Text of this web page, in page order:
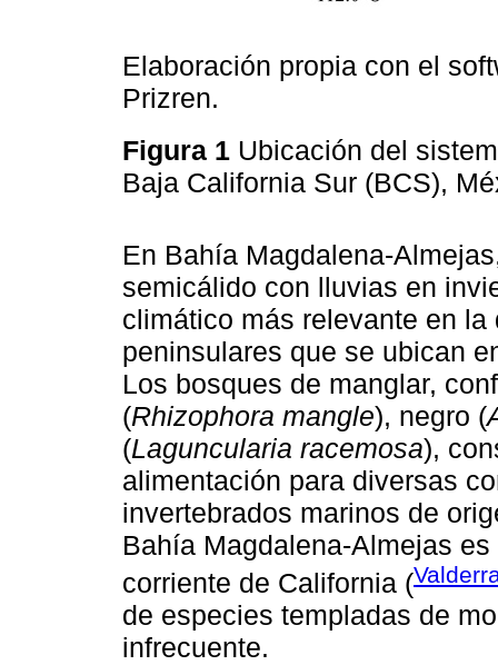
Elaboración propia con el
Prizren.
Figura 1 Ubicación del
Baja California Sur (BCS),
En Bahía Magdalena-
semicálido con lluvias en
climático más relevante en
peninsulares que se ubican
Los bosques de manglar,
(Rhizophora mangle), negro (
(Laguncularia racemosa),
alimentación para diversas
invertebrados marinos de
Bahía Magdalena-Almejas
corriente de California (
de especies templadas de
infrecuente.